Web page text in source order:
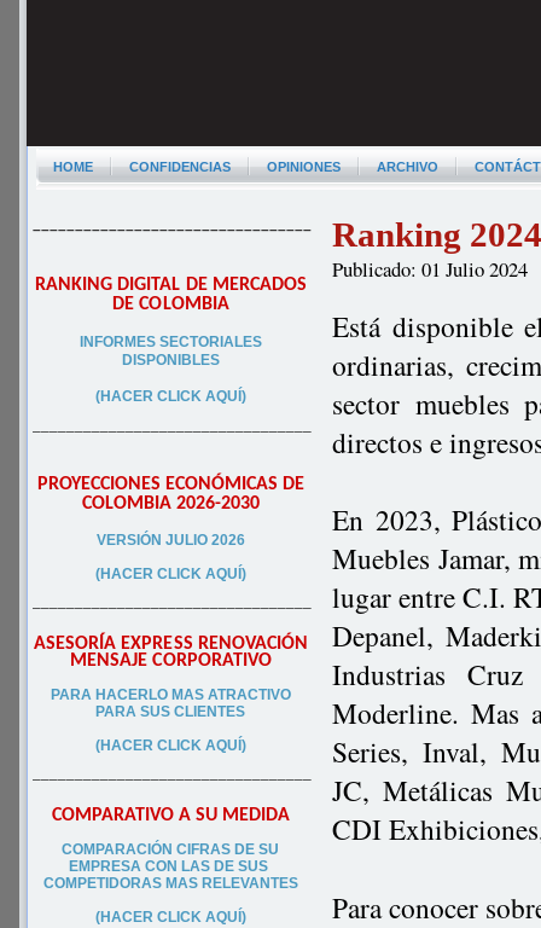
HOME CONFIDENCIAS OPINIONES ARCHIVO
–––––––––––––––––––––––––––––––––
RANKING DIGITAL DE MERCADOS
DE COLOMBIA
INFORMES SECTORIALES
DISPONIBLES
(HACER CLICK AQUÍ)
–––––––––––––––––––––––––––––––––
PROYECCIONES ECONÓMICAS DE
COLOMBIA 2026-2030
VERSIÓN JULIO 2026
(HACER CLICK AQUÍ)
–––––––––––––––––––––––––––––––––
ASESORÍA EXPRESS RENOVACIÓN
MENSAJE CORPORATIVO
PARA HACERLO MAS ATRACTIVO
PARA SUS CLIENTES
(HACER CLICK AQUÍ)
–––––––––––––––––––––––––––––––––
COMPARATIVO A SU MEDIDA
COMPARACIÓN CIFRAS DE SU
EMPRESA CON LAS DE SUS
COMPETIDORAS MAS RELEVANTES
(HACER CLICK AQUÍ)
Ranking
Publicado: 01 Julio 2024
Está disponible
ordinarias,
sector muebles
directos e
En 2023,
Muebles Jamar,
lugar entre C.I.
Depanel,
Industrias
Moderline. Mas
Series, Inval,
JC, Metálicas
CDI
Para conocer